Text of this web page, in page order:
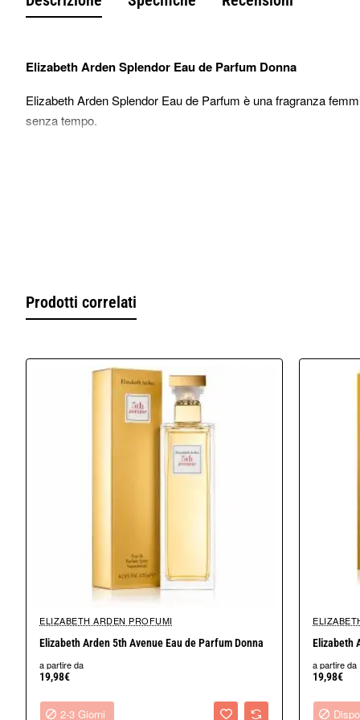
Elizabeth Arden Splendor Eau de Parfum Donna
Elizabeth Arden Splendor Eau de Parfum è una fragranza
senza tempo.
Nel cuore emergono eleganti note floreali di lillà, fresia e
Il fondo di sandalo e ambra regala profondità e persistenza,
Piramide Olfattiva
Peonia, Ananas, Fiore di Manuka
Per chi è indicato Elizabeth Arden Splendor?
Elizabeth Arden Splendor è particolarmente apprezzato da chi
La sua composizione equilibrata lo rende adatto a donne di
Grazie alle sue note floreali e alla base calda e delicata,
Prodotti correlati
2-3 Giorni
ELIZABETH ARDEN PROFUMI
Elizabeth Arden 5th Avenue Eau de Parfum Donna
a partire da
19,98€
2-3 Giorni
Elizabeth
a partire da
19,98€